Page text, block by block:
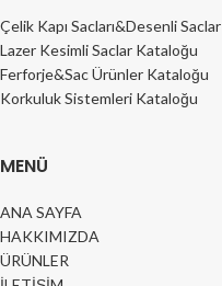
Çelik Kapı Sacları&Desenli
Lazer Kesimli Saclar Kataloğu
Ferforje&Sac Ürünler Kataloğu
Korkuluk Sistemleri Kataloğu
MENÜ
ANA SAYFA
HAKKIMIZDA
ÜRÜNLER